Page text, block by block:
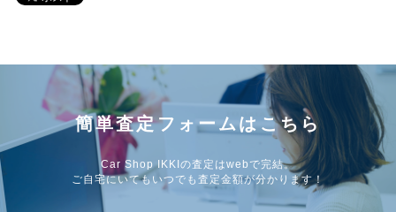
簡単査定フォームはこちら
Car Shop IKKIの査定はwebで完結。
ご自宅にいてもいつでも査定金額が分かります！